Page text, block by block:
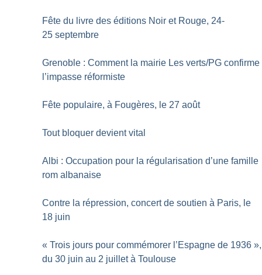
Fête du livre des éditions Noir et Rouge, 24-
25 septembre
Grenoble : Comment la mairie Les verts/PG confirme
l’impasse réformiste
Fête populaire, à Fougères, le 27 août
Tout bloquer devient vital
Albi : Occupation pour la régularisation d’une famille
rom albanaise
Contre la répression, concert de soutien à Paris, le
18 juin
« Trois jours pour commémorer l’Espagne de 1936 »,
du 30 juin au 2 juillet à Toulouse